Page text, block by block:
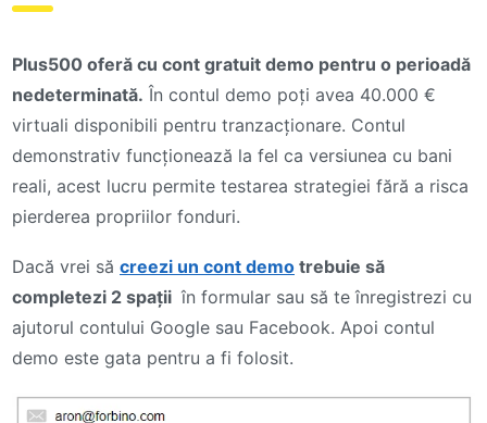
Plus500 oferă cu cont gratuit demo pentru o perioadă
nedeterminată. În contul demo poți avea 40.000 €
virtuali disponibili pentru tranzacționare. Contul
demonstrativ funcționează la fel ca versiunea cu bani
reali, acest lucru permite testarea strategiei fără a risca
pierderea propriilor fonduri.
Dacă vrei să creezi un cont demo trebuie să
completezi 2 spații în formular sau să te înregistrezi cu
ajutorul contului Google sau Facebook. Apoi contul
demo este gata pentru a fi folosit.